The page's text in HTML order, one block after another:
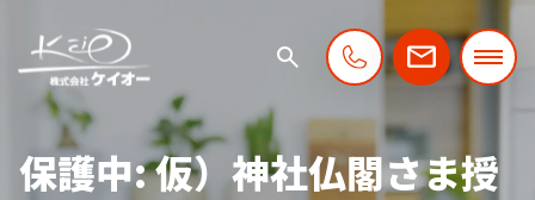
保護中: 仮）神社仏閣さま授